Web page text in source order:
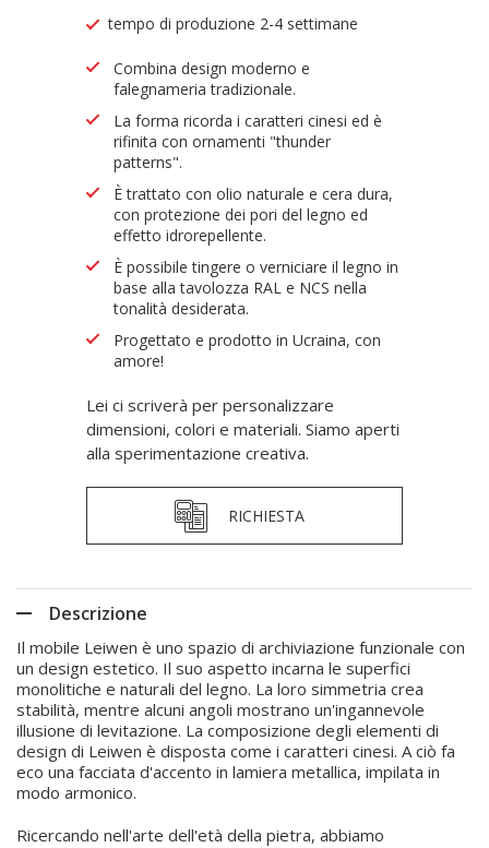
tempo di produzione 2-4 settimane
Combina design moderno e
falegnameria tradizionale.
La forma ricorda i caratteri cinesi ed è
rifinita con ornamenti "thunder
patterns".
È trattato con olio naturale e cera dura,
con protezione dei pori del legno ed
effetto idrorepellente.
È possibile tingere o verniciare il legno in
base alla tavolozza RAL e NCS nella
tonalità desiderata.
Progettato e prodotto in Ucraina, con
amore!
Lei ci scriverà per personalizzare
dimensioni, colori e materiali. Siamo aperti
alla sperimentazione creativa.
RICHIESTA
Descrizione
Il mobile Leiwen è uno spazio di archiviazione funzionale con
un design estetico. Il suo aspetto incarna le superfici
monolitiche e naturali del legno. La loro simmetria crea
stabilità, mentre alcuni angoli mostrano un'ingannevole
illusione di levitazione. La composizione degli elementi di
design di Leiwen è disposta come i caratteri cinesi. A ciò fa
eco una facciata d'accento in lamiera metallica, impilata in
modo armonico.
Ricercando nell'arte dell'età della pietra, abbiamo